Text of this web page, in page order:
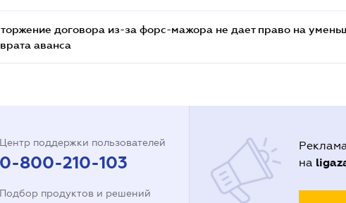
договора из-за форс-мажора не дает право на
аванса
Центр поддержки пользователей
0-800-210-103
Подбор продуктов и решений
на